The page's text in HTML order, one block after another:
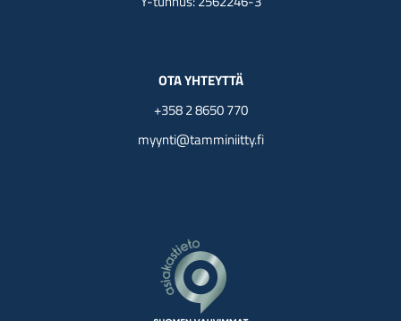
OTA YHTEYTTÄ
+358 2 8650 770
myynti@tamminiitty.fi